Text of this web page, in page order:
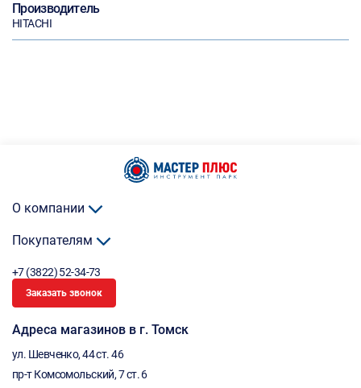
Производитель
HITACHI
О компании
Покупателям
+7 (3822) 52-34-73
Заказать звонок
Адреса магазинов в г. Томск
ул. Шевченко, 44 ст. 46
пр-т Комсомольский, 7 ст. 6